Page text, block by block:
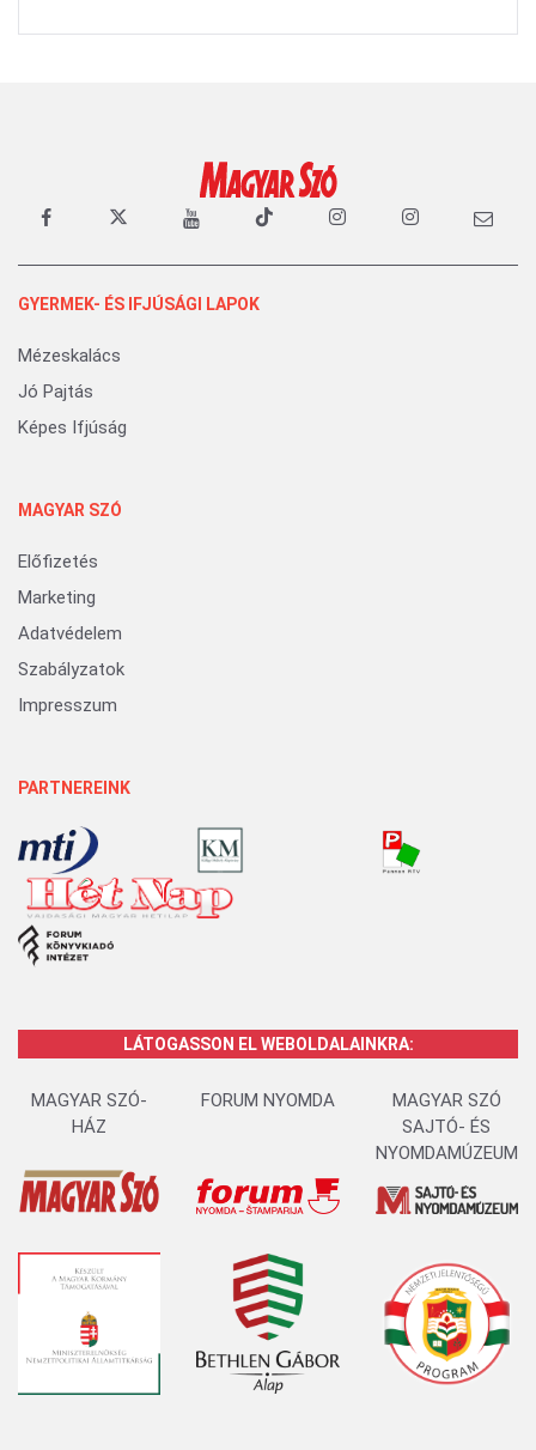
GYERMEK- ÉS IFJÚSÁGI LAPOK
Mézeskalács
Jó Pajtás
Képes Ifjúság
MAGYAR SZÓ
Előfizetés
Marketing
Adatvédelem
Szabályzatok
Impresszum
PARTNEREINK
LÁTOGASSON EL WEBOLDALAINKRA:
MAGYAR SZÓ-
HÁZ
FORUM NYOMDA
MAGYAR SZÓ
SAJTÓ- ÉS
NYOMDAMÚZEUM